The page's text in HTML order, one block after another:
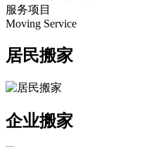
服务项目
Moving Service
居民搬家
企业搬家